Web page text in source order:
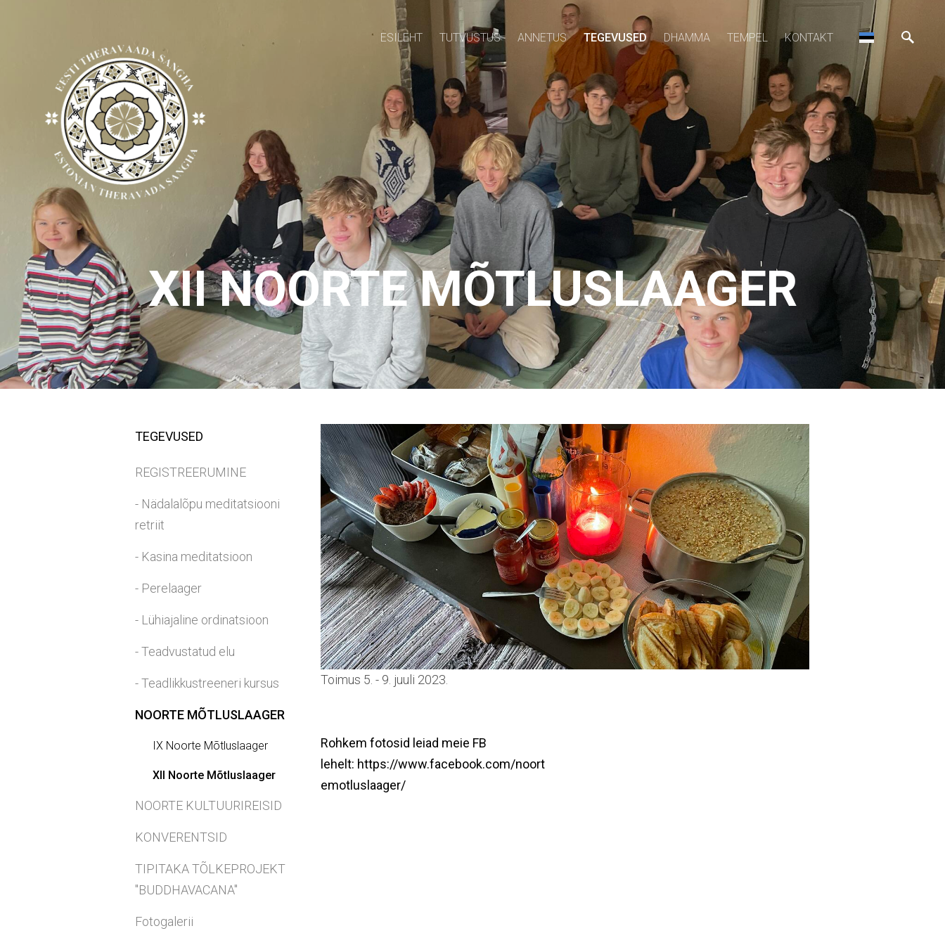
ESILEHT TUTVUSTUS ANNETUS TEGEVUSED DHAMMA TEMPEL KONTAKT
XII NOORTE MÕTLUSLAAGER
TEGEVUSED
REGISTREERUMINE
- Nädalalõpu meditatsiooni
retriit
- Kasina meditatsioon
- Perelaager
- Lühiajaline ordinatsioon
- Teadvustatud elu
- Teadlikkustreeneri kursus
NOORTE MÕTLUSLAAGER
IX Noorte Mõtluslaager
XII Noorte Mõtluslaager
NOORTE KULTUURIREISID
KONVERENTSID
TIPITAKA TÕLKEPROJEKT
"BUDDHAVACANA"
Fotogalerii
Toimus 5. - 9. juuli 2023.
Rohkem fotosid leiad meie FB
lehelt: https://www.facebook.com/noort
emotluslaager/